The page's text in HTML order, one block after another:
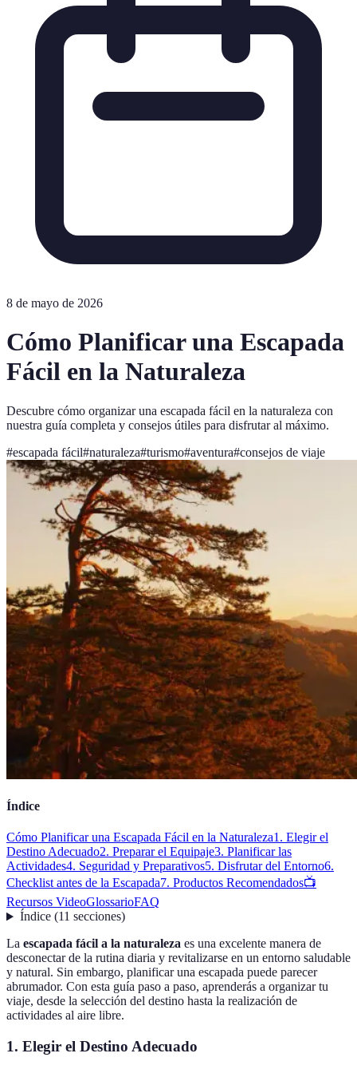
8 de mayo de 2026
Cómo Planificar una Escapada
Fácil en la Naturaleza
Descubre cómo organizar una escapada fácil en la naturaleza con
nuestra guía completa y consejos útiles para disfrutar al máximo.
#escapada fácil#naturaleza#turismo#aventura#consejos de viaje
Índice
Cómo Planificar una Escapada Fácil en la Naturaleza1. Elegir el
Destino Adecuado2. Preparar el Equipaje3. Planificar las
Actividades4. Seguridad y Preparativos5. Disfrutar del Entorno6.
Checklist antes de la Escapada7. Productos Recomendados📺
Recursos VideoGlossarioFAQ
Índice(11 secciones)
La escapada fácil a la naturaleza es una excelente manera de
desconectar de la rutina diaria y revitalizarse en un entorno saludable
y natural. Sin embargo, planificar una escapada puede parecer
abrumador. Con esta guía paso a paso, aprenderás a organizar tu
viaje, desde la selección del destino hasta la realización de
actividades al aire libre.
1. Elegir el Destino Adecuado